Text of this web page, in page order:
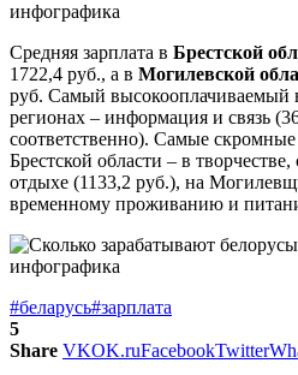
Средняя зарплата в Брестской
1722,4 руб., а в Могилевской
руб. Самый высокооплачиваемый
регионах – информация и связь
соответственно). Самые
Брестской области – в
отдыхе (1133,2 руб.), на
временному проживанию и
#беларусь#зарплата
5
Share VKOK.ruFacebookTwitter